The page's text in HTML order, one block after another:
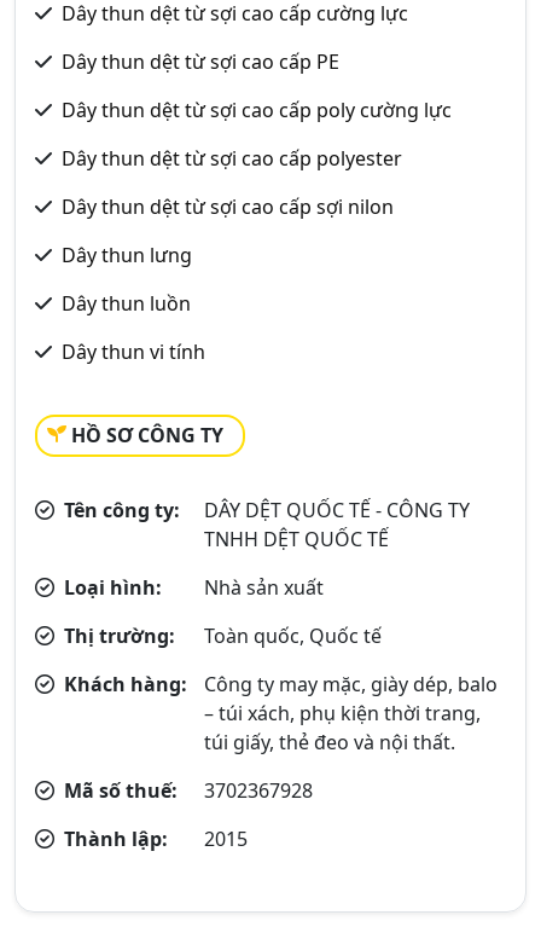
Dây thun dệt từ sợi cao cấp cường lực
Dây thun dệt từ sợi cao cấp PE
Dây thun dệt từ sợi cao cấp poly cường lực
Dây thun dệt từ sợi cao cấp polyester
Dây thun dệt từ sợi cao cấp sợi nilon
Dây thun lưng
Dây thun luồn
Dây thun vi tính
HỒ SƠ CÔNG TY
Tên công ty:
DÂY DỆT QUỐC TẾ - CÔNG TY
TNHH DỆT QUỐC TẾ
Loại hình:
Nhà sản xuất
Thị trường:
Toàn quốc, Quốc tế
Khách hàng:
Công ty may mặc, giày dép, balo
– túi xách, phụ kiện thời trang,
túi giấy, thẻ đeo và nội thất.
Mã số thuế:
3702367928
Thành lập:
2015